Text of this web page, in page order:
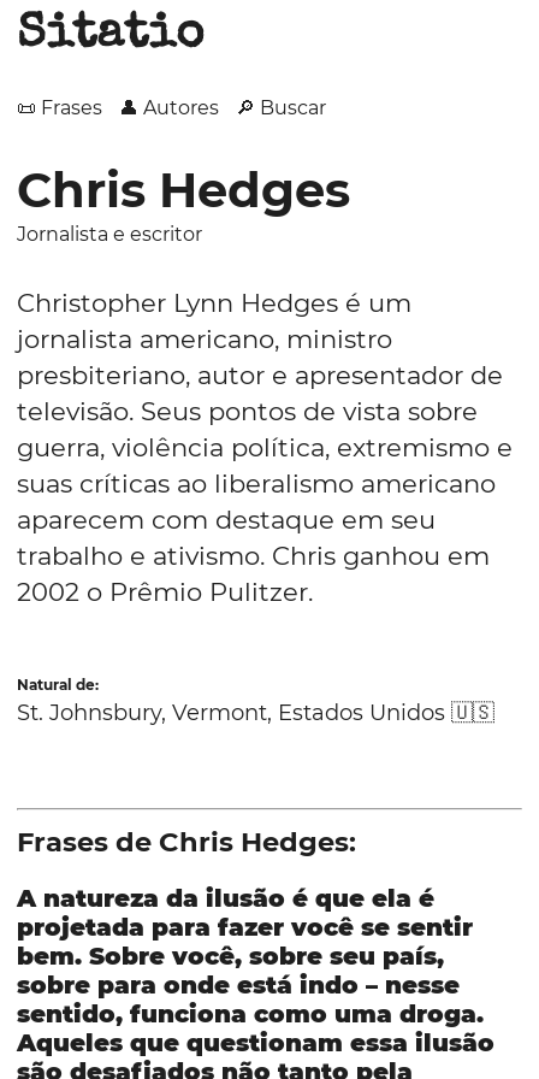
Sitatio
📜 Frases 👤 Autores 🔎 Buscar
Chris Hedges
Jornalista e escritor
Christopher Lynn Hedges é um
jornalista americano, ministro
presbiteriano, autor e apresentador de
televisão. Seus pontos de vista sobre
guerra, violência política, extremismo e
suas críticas ao liberalismo americano
aparecem com destaque em seu
trabalho e ativismo. Chris ganhou em
2002 o Prêmio Pulitzer.
Natural de:
St. Johnsbury, Vermont, Estados Unidos 🇺🇸
Frases de Chris Hedges:
A natureza da ilusão é que ela é
projetada para fazer você se sentir
bem. Sobre você, sobre seu país,
sobre para onde está indo – nesse
sentido, funciona como uma droga.
Aqueles que questionam essa ilusão
são desafiados não tanto pela